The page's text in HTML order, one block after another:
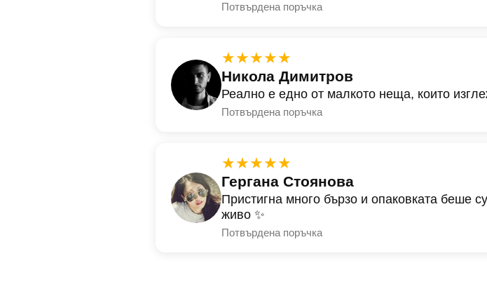
Потвърдена поръчка
★★★★★
Никола Димитров
Реално е едно от малкото неща, които
Потвърдена поръчка
★★★★★
Гергана Стоянова
Пристигна много бързо и опаковката беше
живо ✨
Потвърдена поръчка